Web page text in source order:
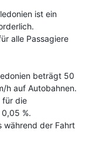
ist ein
alle Passagiere
beträgt 50
h auf Autobahnen.
für die
%.
während der Fahrt